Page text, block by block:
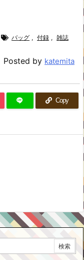
バッグ , 付録 , 雑誌
Posted by katemita
Copy